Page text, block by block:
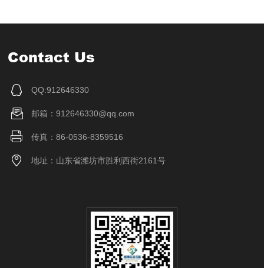
Contact Us
QQ:912646330
邮箱：912646330@qq.com
传真：86-0536-8359516
地址：山东省潍坊市胜利西街2161号